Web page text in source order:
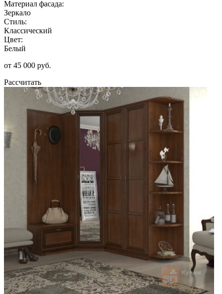
Материал фасада:
Зеркало
Стиль:
Классический
Цвет:
Белый
от 45 000 руб.
Рассчитать